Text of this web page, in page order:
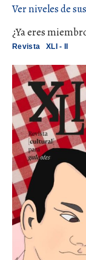
Ver niveles de
¿Ya eres
Revista XLI - II